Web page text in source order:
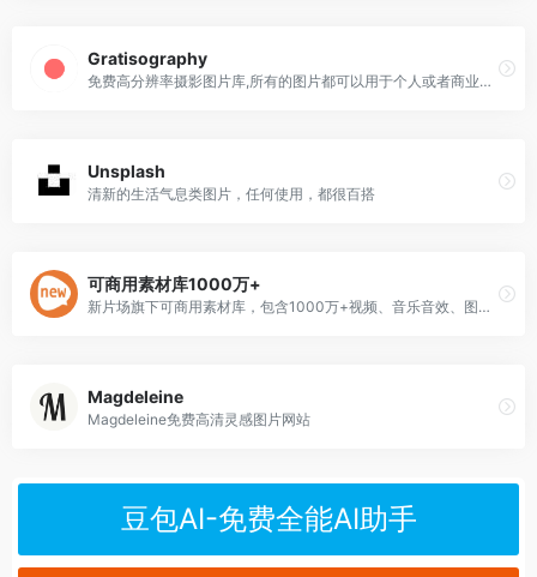
Gratisography
免费高分辨率摄影图片库,所有的图片都可以用于个人或者商业用途
Unsplash
清新的生活气息类图片，任何使用，都很百搭
可商用素材库1000万+
新片场旗下可商用素材库，包含1000万+视频、音乐音效、图片、AE模版等海量高清优质素材，正版可商用自带授权书。19元/月可下300条素材，做自媒体首选。
Magdeleine
Magdeleine免费高清灵感图片网站
豆包AI-免费全能AI助手